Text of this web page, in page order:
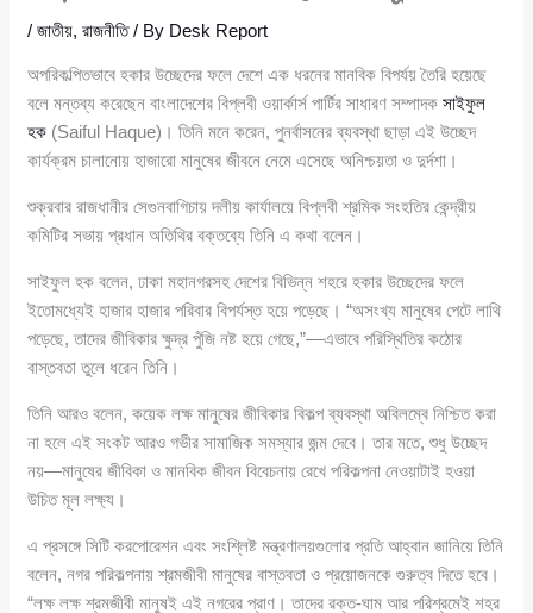
/জাতীয়,রাজনীতি/ By Desk Report
অপরিকল্পিতভাবে হকার উচ্ছেদের ফলে দেশে এক ধরনের মানবিক বিপর্যয় তৈরি হয়েছে
বলে মন্তব্য করেছেন বাংলাদেশের বিপ্লবী ওয়ার্কার্স পার্টির সাধারণ সম্পাদকসাইফুল
হক (Saiful Haque)। তিনি মনে করেন, পুনর্বাসনের ব্যবস্থা ছাড়া এই উচ্ছেদ
কার্যক্রম চালানোয় হাজারো মানুষের জীবনে নেমে এসেছে অনিশ্চয়তা ও দুর্দশা।
শুক্রবার রাজধানীর সেগুনবাগিচায় দলীয় কার্যালয়ে বিপ্লবী শ্রমিক সংহতির কেন্দ্রীয়
কমিটির সভায় প্রধান অতিথির বক্তব্যে তিনি এ কথা বলেন।
সাইফুল হক বলেন, ঢাকা মহানগরসহ দেশের বিভিন্ন শহরে হকার উচ্ছেদের ফলে
ইতোমধ্যেই হাজার হাজার পরিবার বিপর্যস্ত হয়ে পড়েছে। “অসংখ্য মানুষের পেটে লাথি
পড়েছে, তাদের জীবিকার ক্ষুদ্র পুঁজি নষ্ট হয়ে গেছে,”—এভাবে পরিস্থিতির কঠোর
বাস্তবতা তুলে ধরেন তিনি।
তিনি আরও বলেন, কয়েক লক্ষ মানুষের জীবিকার বিকল্প ব্যবস্থা অবিলম্বে নিশ্চিত করা
না হলে এই সংকট আরও গভীর সামাজিক সমস্যার জন্ম দেবে। তার মতে, শুধু উচ্ছেদ
নয়—মানুষের জীবিকা ও মানবিক জীবন বিবেচনায় রেখে পরিকল্পনা নেওয়াটাই হওয়া
উচিত মূল লক্ষ্য।
এ প্রসঙ্গে সিটি করপোরেশন এবং সংশ্লিষ্ট মন্ত্রণালয়গুলোর প্রতি আহ্বান জানিয়ে তিনি
বলেন, নগর পরিকল্পনায় শ্রমজীবী মানুষের বাস্তবতা ও প্রয়োজনকে গুরুত্ব দিতে হবে।
“লক্ষ লক্ষ শ্রমজীবী মানুষই এই নগরের প্রাণ। তাদের রক্ত-ঘাম আর পরিশ্রমেই শহর